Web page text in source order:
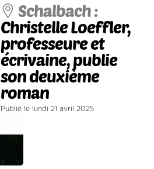
Schalbach :
Christelle Loeffler,
professeure et
écrivaine, publie
son deuxième
roman
Publié le lundi 21 avril 2025